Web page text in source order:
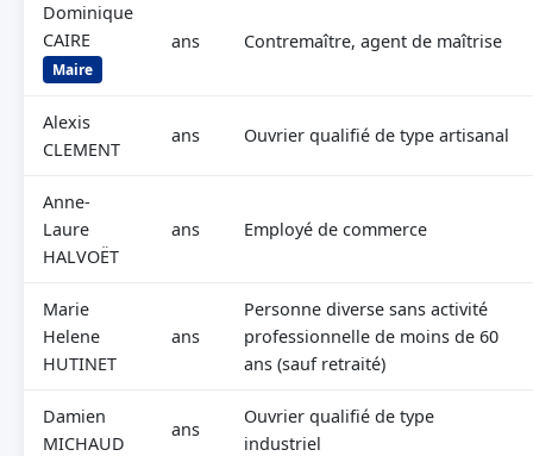
Dominique
CAIRE
Maire
ans Contremaître, agent de maîtrise
Alexis
CLEMENT
ans Ouvrier qualifié de type artisanal
Anne-
Laure
HALVOËT
ans Employé de commerce
Marie
Helene
HUTINET
ans
Personne diverse sans activité
professionnelle de moins de 60
ans (sauf retraité)
Damien
MICHAUD
ans
Ouvrier qualifié de type
industriel